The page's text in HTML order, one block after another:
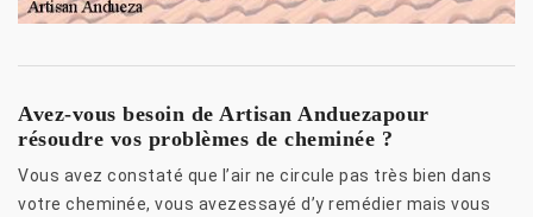
Avez-vous besoin de Artisan Anduezapour
résoudre vos problèmes de cheminée ?
Vous avez constaté que l’air ne circule pas très bien dans
votre cheminée, vous avezessayé d’y remédier mais vous